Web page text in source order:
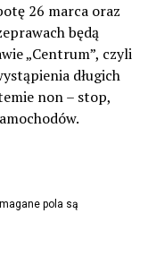
26 marca oraz
będą
„Centrum”, czyli
długich
non – stop,
pola są